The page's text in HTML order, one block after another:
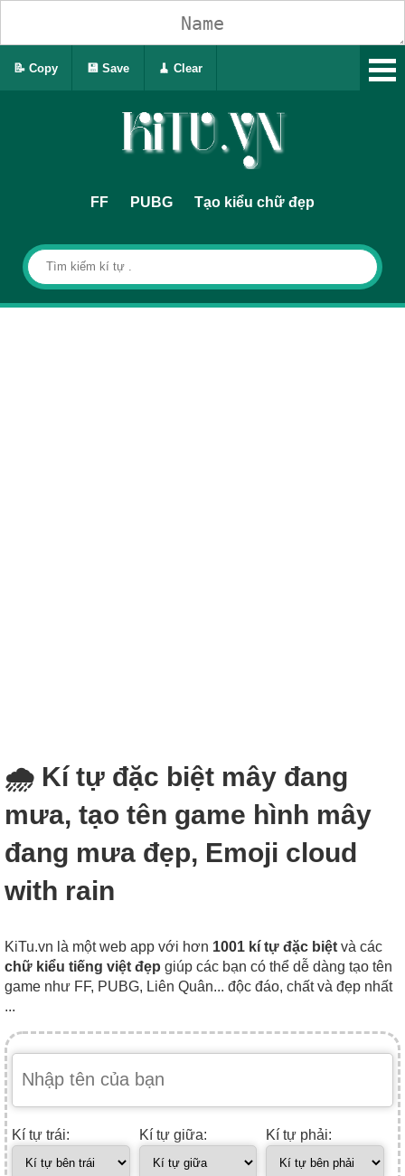
FF PUBG Tạo kiểu chữ đẹp
🌧 Kí tự đặc biệt mây đang
mưa, tạo tên game hình mây
đang mưa đẹp, Emoji cloud
with rain
KiTu.vn là một web app với hơn 1001 kí tự đặc biệt và các
chữ kiểu tiếng việt đẹp giúp các bạn có thể dễ dàng tạo tên
game như FF, PUBG, Liên Quân... độc đáo, chất và đẹp nhất
...
Kí tự trái: Kí tự giữa: Kí tự phải:
📝 Copy 💾 Save 🧹 Clear